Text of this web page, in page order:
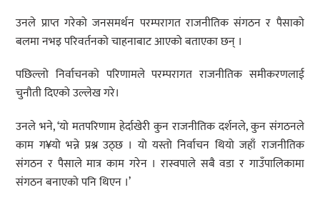
उनले प्राप्त गरेको जनसमर्थन परम्परागत राजनीतिक संगठन र पैसाको
बलमा नभइ परिवर्तनको चाहनाबाट आएको बताएका छन् ।
पछिल्लो निर्वाचनको परिणामले परम्परागत राजनीतिक समीकरणलाई
चुनौती दिएको उल्लेख गरे।
उनले भने, ‘यो मतपरिणाम हेर्दाखेरी कुन राजनीतिक दर्शनले, कुन संगठनले
काम ग¥यो भन्ने प्रश्न उठ्छ । यो यस्तो निर्वाचन थियो जहाँ राजनीतिक
संगठन र पैसाले मात्र काम गरेन । रास्वपाले सबै वडा र गाउँपालिकामा
संगठन बनाएको पनि थिएन ।’